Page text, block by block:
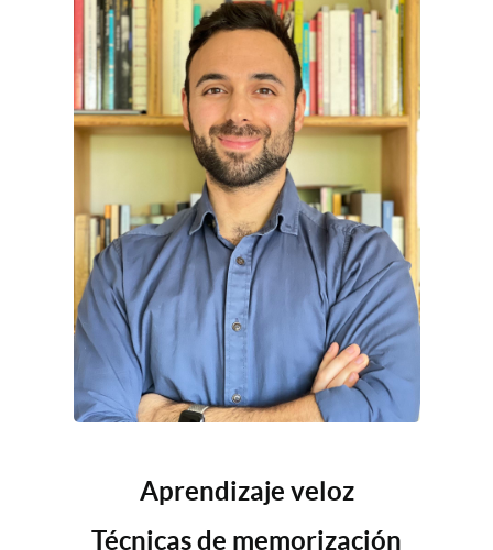
Aprendizaje veloz
Técnicas de memorización